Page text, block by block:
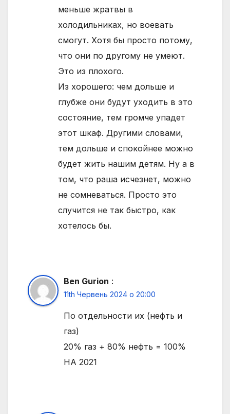
меньше жратвы в
холодильниках, но воевать
смогут. Хотя бы просто потому,
что они по другому не умеют.
Это из плохого.
Из хорошего: чем дольше и
глубже они будут уходить в это
состояние, тем громче упадет
этот шкаф. Другими словами,
тем дольше и спокойнее можно
будет жить нашим детям. Ну а в
том, что раша исчезнет, можно
не сомневаться. Просто это
случится не так быстро, как
хотелось бы.
Ben Gurion :
11th Червень 2024 о 20:00
По отдельности их (нефть и
газ)
20% газ + 80% нефть = 100%
HA 2021